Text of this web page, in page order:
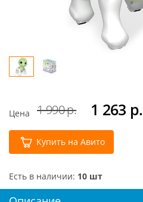
Цена 1 990 р. 1 263 р.
Купить на Авито
Есть в наличии: 10 шт